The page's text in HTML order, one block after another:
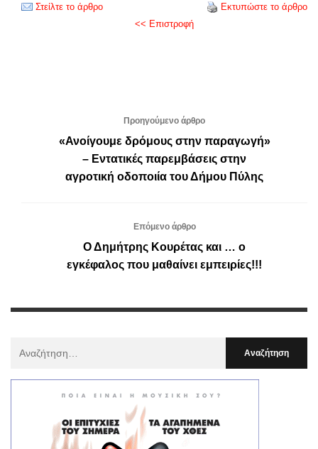
Στείλτε το άρθρο
Εκτυπώστε το άρθρο
<< Επιστροφή
Προηγούμενο άρθρο
«Ανοίγουμε δρόμους στην παραγωγή»
– Εντατικές παρεμβάσεις στην
αγροτική οδοποιία του Δήμου Πύλης
Επόμενο άρθρο
Ο Δημήτρης Κουρέτας και … ο
εγκέφαλος που μαθαίνει εμπειρίες!!!
: